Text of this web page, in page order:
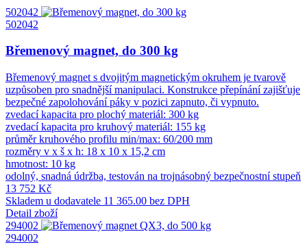
502042
502042
Břemenový magnet, do 300 kg
Břemenový magnet s dvojitým magnetickým okruhem je tvarově
uzpůsoben pro snadnější manipulaci. Konstrukce přepínání zajišťuje
bezpečné zapolohování páky v pozici zapnuto, či vypnuto.
zvedací kapacita pro plochý materiál: 300 kg
zvedací kapacita pro kruhový materiál: 155 kg
průměr kruhového profilu min/max: 60/200 mm
rozměry v x š x h: 18 x 10 x 15,2 cm
hmotnost: 10 kg
odolný, snadná údržba, testován na trojnásobný bezpečnostní stupeň
13 752 Kč
Skladem u dodavatele 11 365.00 bez DPH
Detail zboží
294002
294002